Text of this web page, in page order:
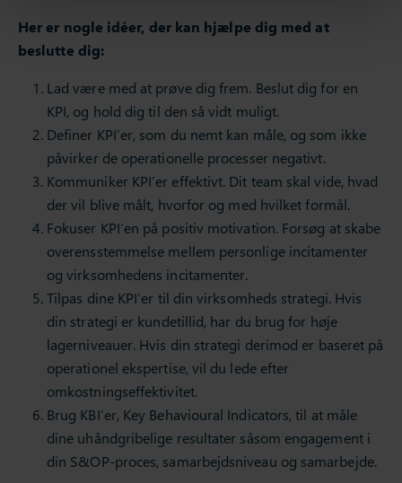
Her er nogle idéer, der kan hjælpe dig med at
beslutte dig:
Lad være med at prøve dig frem. Beslut dig for en
KPI, og hold dig til den så vidt muligt.
Definer KPI’er, som du nemt kan måle, og som ikke
påvirker de operationelle processer negativt.
Kommuniker KPI’er effektivt. Dit team skal vide, hvad
der vil blive målt, hvorfor og med hvilket formål.
Fokuser KPI’en på positiv motivation. Forsøg at skabe
overensstemmelse mellem personlige incitamenter
og virksomhedens incitamenter.
Tilpas dine KPI’er til din virksomheds strategi. Hvis
din strategi er kundetillid, har du brug for høje
lagerniveauer. Hvis din strategi derimod er baseret på
operationel ekspertise, vil du lede efter
omkostningseffektivitet.
Brug KBI’er, Key Behavioural Indicators, til at måle
dine uhåndgribelige resultater såsom engagement i
din S&OP-proces, samarbejdsniveau og samarbejde.